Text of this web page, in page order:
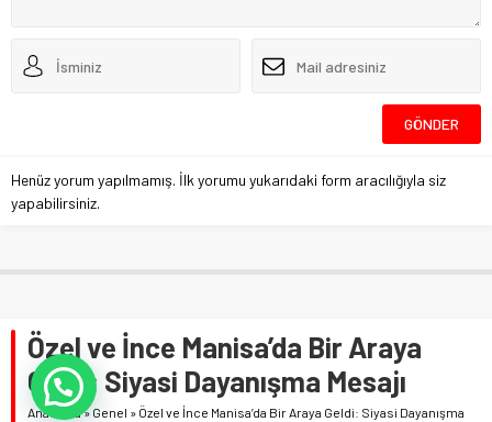
Henüz yorum yapılmamış. İlk yorumu yukarıdaki form aracılığıyla siz
yapabilirsiniz.
Özel ve İnce Manisa’da Bir Araya
Geldi: Siyasi Dayanışma Mesajı
Anasayfa» Genel » Özel ve İnce Manisa’da Bir Araya Geldi: Siyasi Dayanışma